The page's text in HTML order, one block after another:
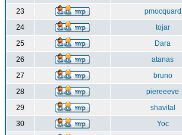
23
pmocquard
24
tojar
25
Dara
26
atanas
27
bruno
28
piereeeve
29
shavital
30
Yoc